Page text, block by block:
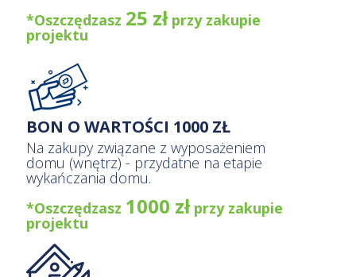
*Oszczędzasz 25 złprzy zakupie
projektu
BON O WARTOŚCI 1000 ZŁ
Na zakupy związane z wyposażeniem
domu (wnętrz) - przydatne na etapie
wykańczania domu.
*Oszczędzasz 1000 złprzy zakupie
projektu